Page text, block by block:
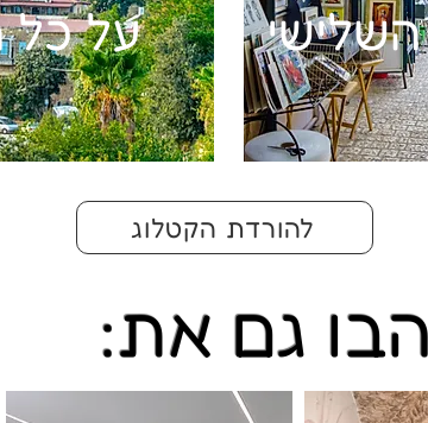
על
להורדת הקטלוג
גם את: